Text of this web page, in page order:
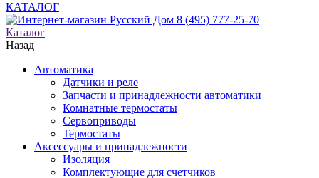
КАТАЛОГ
8 (495) 777-25-70
Каталог
Назад
Автоматика
Датчики и реле
Запчасти и принадлежности автоматики
Комнатные термостаты
Сервоприводы
Термостаты
Аксессуары и принадлежности
Изоляция
Комплектующие для счетчиков